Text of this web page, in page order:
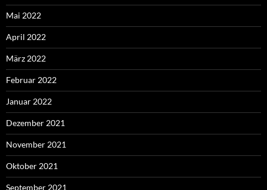
Mai 2022
April 2022
März 2022
Februar 2022
Januar 2022
Dezember 2021
November 2021
Oktober 2021
September 2021